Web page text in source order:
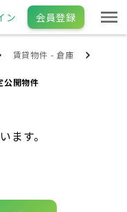
ン 会員登録
賃貸物件 - 倉庫
公開物件
ます。